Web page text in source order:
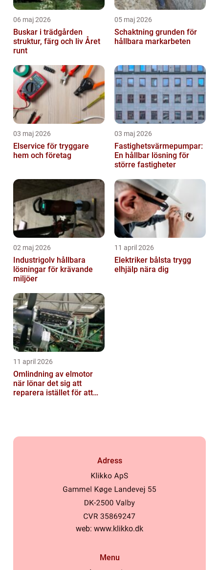
06 maj 2026
Buskar i trädgården
struktur, färg och liv Året
runt
05 maj 2026
Schaktning grunden för
hållbara markarbeten
03 maj 2026
Elservice för tryggare
hem och företag
03 maj 2026
Fastighetsvärmepumpar:
En hållbar lösning för
större fastigheter
02 maj 2026
Industrigolv hållbara
lösningar för krävande
miljöer
11 april 2026
Elektriker bålsta trygg
elhjälp nära dig
11 april 2026
Omlindning av elmotor
när lönar det sig att
reparera istället för att
Adress
web: www.klikko.dk
Menu